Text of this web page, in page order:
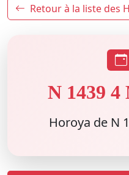
Retour à la liste des
N 1439 4
Horoya de N